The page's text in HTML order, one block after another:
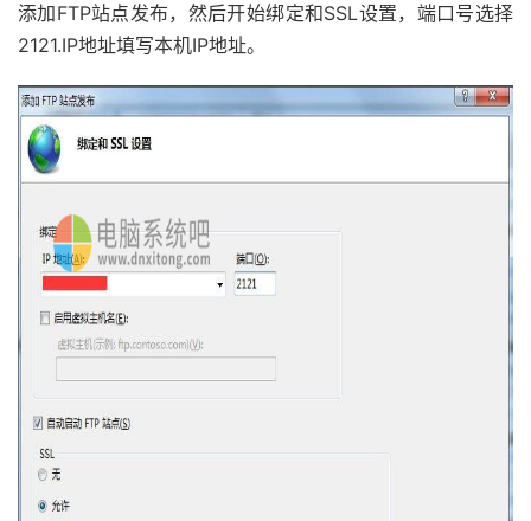
添加FTP站点发布，然后开始绑定和SSL设置，端口号选择
2121.IP地址填写本机IP地址。